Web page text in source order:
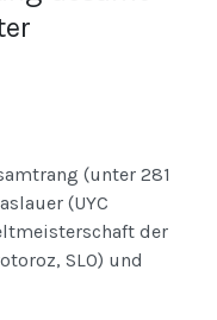
(unter 281
(UYC
der
SLO) und